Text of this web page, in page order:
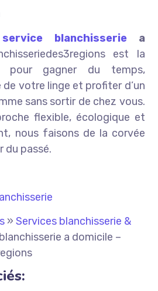
service blanchisserie a
est la
pour gagner du temps,
votre linge et profiter d’un
sans sortir de chez vous.
flexible, écologique et
nous faisons de la corvée
du passé.
»Services blanchisserie &
a domicile –